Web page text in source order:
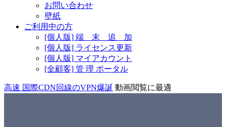
お問い合わせ
壁紙
ご利用中の方
[個人版] 端 末 追 加
[個人版] ライセンス更新
[個人版] マイアカウント
[全顧客] 管 理 ポータル
高速 国際CDN回線のVPN爆誕 動画閲覧に最適